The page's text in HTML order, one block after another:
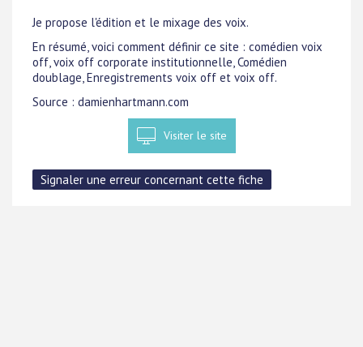
Je propose l'édition et le mixage des voix.
En résumé, voici comment définir ce site : comédien voix
off, voix off corporate institutionnelle, Comédien
doublage, Enregistrements voix off et voix off.
Source : damienhartmann.com
Visiter le site